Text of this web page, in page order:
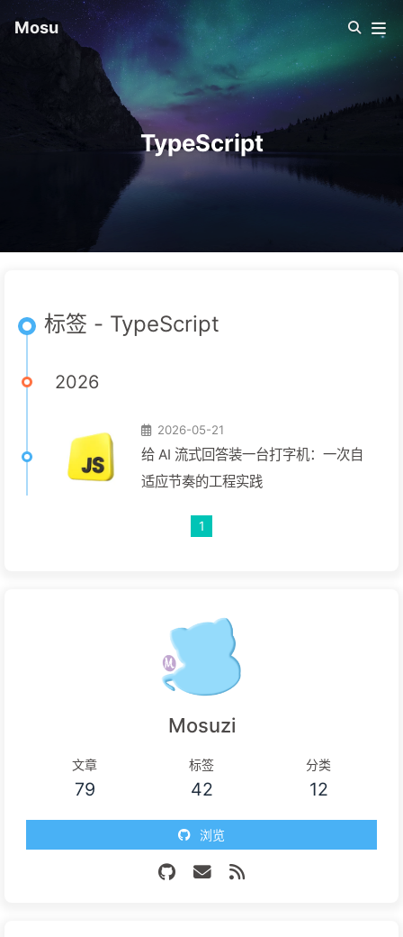
Mosu
TypeScript
标签 - TypeScript
2026
2026-05-21
给 AI 流式回答装一台打字机：一次自
适应节奏的工程实践
1
Mosuzi
文章
79
标签
42
分类
12
浏览